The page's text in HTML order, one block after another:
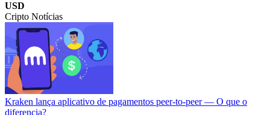
USD
Cripto Notícias
Kraken lança aplicativo de pagamentos peer-to-peer — O que o
diferencia?